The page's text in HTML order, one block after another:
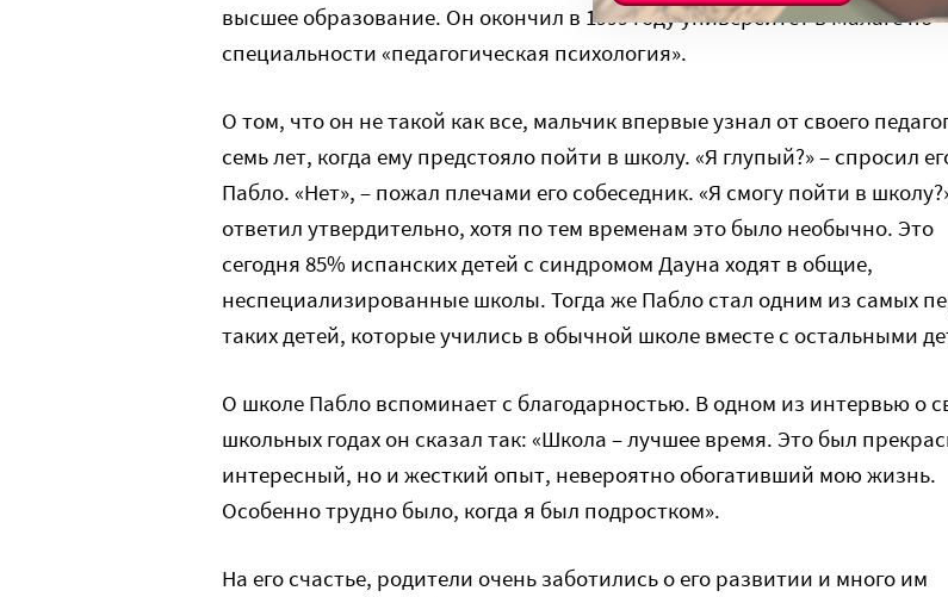
высшее образование. Он окончил в 1999 году университет в Малаге по
специальности «педагогическая психология».
О том, что он не такой как все, мальчик впервые узнал от своего
семь лет, когда ему предстояло пойти в школу. «Я глупый?» – спросил
Пабло. «Нет», – пожал плечами его собеседник. «Я смогу пойти в
ответил утвердительно, хотя по тем временам это было необычно. Это
сегодня 85% испанских детей с синдромом Дауна ходят в общие,
неспециализированные школы. Тогда же Пабло стал одним из самых
таких детей, которые учились в обычной школе вместе с остальными
О школе Пабло вспоминает с благодарностью. В одном из интервью о
школьных годах он сказал так: «Школа – лучшее время. Это был
интересный, но и жесткий опыт, невероятно обогативший мою жизнь.
Особенно трудно было, когда я был подростком».
На его счастье, родители очень заботились о его развитии и много им